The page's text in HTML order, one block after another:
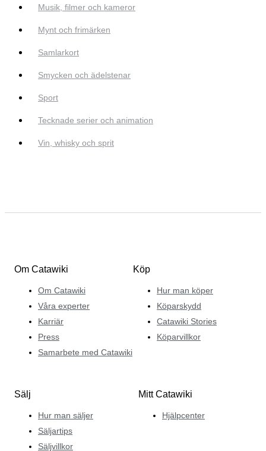
Musik, filmer och kameror
Mynt och frimärken
Samlarkort
Smycken och ädelstenar
Sport
Tecknade serier och animation
Vin, whisky och sprit
Om Catawiki
Om Catawiki
Våra experter
Karriär
Press
Samarbete med Catawiki
Köp
Hur man köper
Köparskydd
Catawiki Stories
Köparvillkor
Sälj
Hur man säljer
Säljartips
Säljvillkor
Mitt Catawiki
Hjälpcenter